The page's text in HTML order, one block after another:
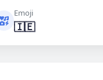
Emoji
🇮🇪